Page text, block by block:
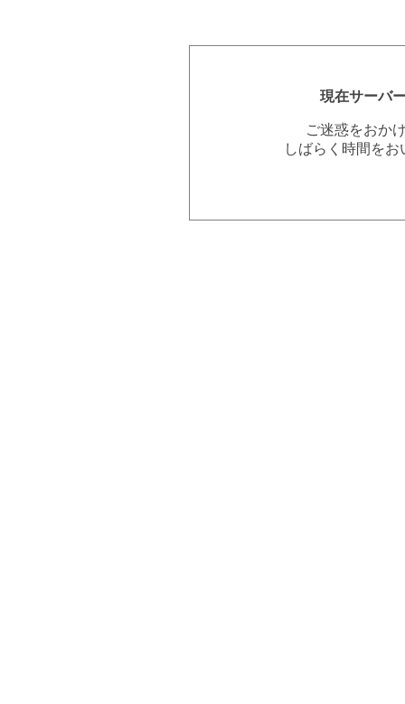
現在サーバ
ご迷惑をおか
しばらく時間を